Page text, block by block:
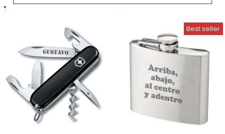
4,50 (1 opiniones)
5,00 (10 opiniones)